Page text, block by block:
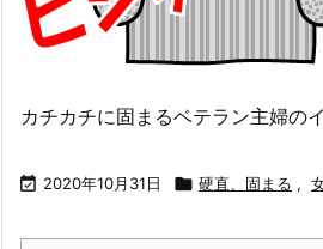
カチカチに固まるベテラン主婦の
 2020年10月31日  硬直、固まる ,